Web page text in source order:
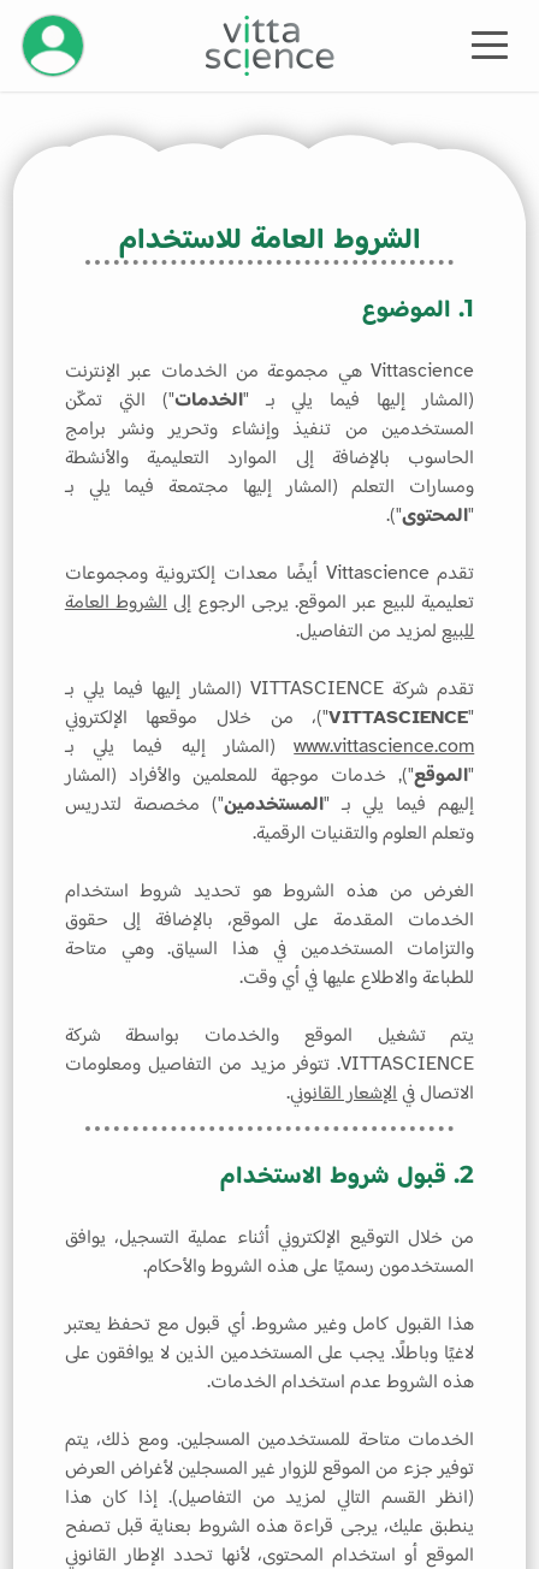
إدارة
الشروط العامة للاستخدام
1. الموضوع
Vittascience هي مجموعة من الخدمات عبر الإنترنت
(المشار إليها فيما يلي بـ "الخدمات") التي تمكّن
المستخدمين من تنفيذ وإنشاء وتحرير ونشر برامج
الحاسوب بالإضافة إلى الموارد التعليمية والأنشطة
ومسارات التعلم (المشار إليها مجتمعة فيما يلي بـ
"المحتوى").
تقدم Vittascience أيضًا معدات إلكترونية ومجموعات
تعليمية للبيع عبر الموقع. يرجى الرجوع إلى الشروط العامة
للبيع لمزيد من التفاصيل.
تقدم شركة VITTASCIENCE (المشار إليها فيما يلي بـ
"
VITTASCIENCE")، من خلال موقعها الإلكتروني
www.vittascience.com(المشار إليه فيما يلي بـ
"الموقع"), خدمات موجهة للمعلمين والأفراد (المشار
إليهم فيما يلي بـ "المستخدمين") مخصصة لتدريس
وتعلم العلوم والتقنيات الرقمية.
الغرض من هذه الشروط هو تحديد شروط استخدام
الخدمات المقدمة على الموقع، بالإضافة إلى حقوق
والتزامات المستخدمين في هذا السياق. وهي متاحة
للطباعة والاطلاع عليها في أي وقت.
يتم تشغيل الموقع والخدمات بواسطة شركة
VITTASCIENCE. تتوفر مزيد من التفاصيل ومعلومات
الاتصال في الإشعار القانوني.
2. قبول شروط الاستخدام
من خلال التوقيع الإلكتروني أثناء عملية التسجيل، يوافق
المستخدمون رسميًا على هذه الشروط والأحكام.
هذا القبول كامل وغير مشروط. أي قبول مع تحفظ يعتبر
لاغيًا وباطلًا. يجب على المستخدمين الذين لا يوافقون على
هذه الشروط عدم استخدام الخدمات.
الخدمات متاحة للمستخدمين المسجلين. ومع ذلك، يتم
توفير جزء من الموقع للزوار غير المسجلين لأغراض العرض
(انظر القسم التالي لمزيد من التفاصيل). إذا كان هذا
ينطبق عليك، يرجى قراءة هذه الشروط بعناية قبل تصفح
الموقع أو استخدام المحتوى، لأنها تحدد الإطار القانوني